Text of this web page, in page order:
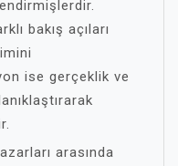
bakış açıları
ise gerçeklik ve
arasında